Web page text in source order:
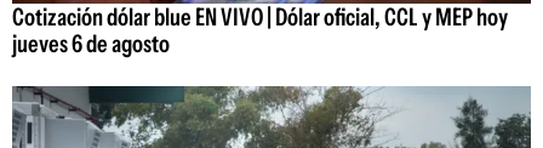
Cotización dólar blue EN VIVO | Dólar oficial, CCL y MEP hoy
jueves 6 de agosto